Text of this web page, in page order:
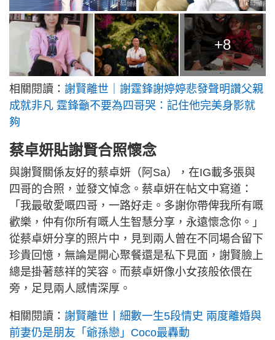
+8
相關閱讀： 謝賢離世｜謝霆鋒謝婷婷悲發聲明讚父親
成就非凡 霆鋒籲不要為四哥哭：記住他完美身影就
夠
蔡卓妍貼謝賢合照懷念
與謝賢關係友好的蔡卓妍（阿Sa），在IG載多張與
四哥的合照，並發文悼念。蔡卓妍在帖文中寫道：
「我最敬愛嘅四哥，一路好走。多謝你帶俾我所有嘅
歡樂，仲有你所有嘅人生智慧分享，永遠懷念你。」
從蔡卓妍分享的照片中，見到兩人曾在不同場合留下
珍貴回憶，無論是開心聚餐還是私下見面，謝賢臉上
總是掛著慈祥的笑容。而蔡卓妍像小女孩般依偎在
旁，足見兩人感情深厚。
相關閱讀： 謝賢離世丨細數一生5段情史 兩度離婚與
前妻仍是朋友「爺孫戀」Coco最轟動